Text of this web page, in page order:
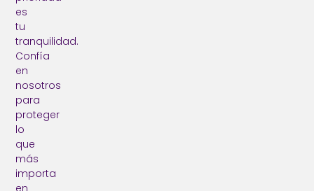
es
tu
tranquilidad.
Confía
en
nosotros
para
proteger
lo
que
más
importa